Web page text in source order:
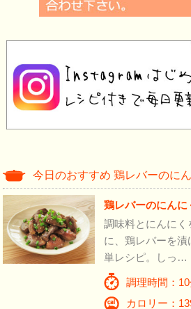
今日のおすすめ 鶏レバーのに
鶏レバーのにんに
調味料とにんに
に、鶏レバーを
単レシピ。しっ…
調理時間：
カロリー：